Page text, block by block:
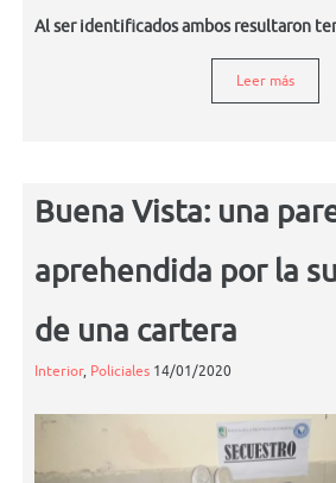
Al ser identificados ambos resultaron
Leer más
Buena Vista: una
aprehendida por la
de una cartera
Interior, Policiales 14/01/2020